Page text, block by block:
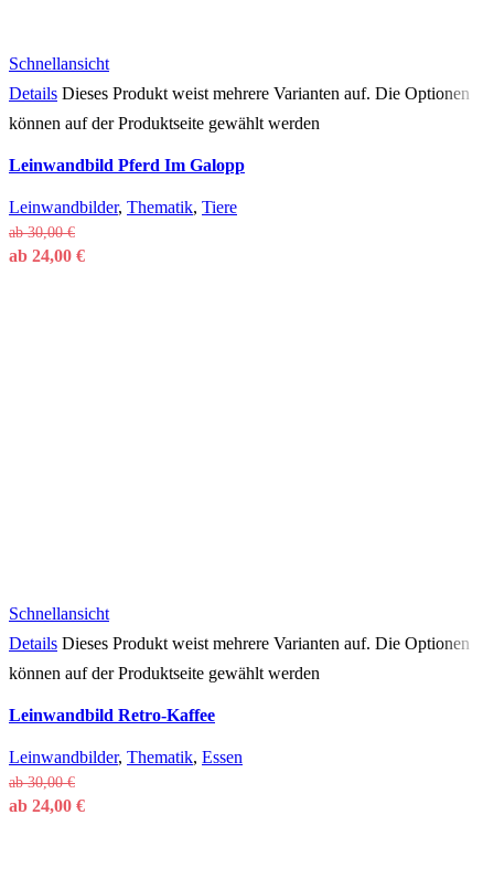
Schnellansicht
Details Dieses Produkt weist mehrere Varianten auf. Die Optionen
können auf der Produktseite gewählt werden
Leinwandbild Pferd Im Galopp
Leinwandbilder, Thematik, Tiere
ab30,00€
ab 24,00 €
Schnellansicht
Details Dieses Produkt weist mehrere Varianten auf. Die Optionen
können auf der Produktseite gewählt werden
Leinwandbild Retro-Kaffee
Leinwandbilder, Thematik, Essen
ab30,00€
ab 24,00 €